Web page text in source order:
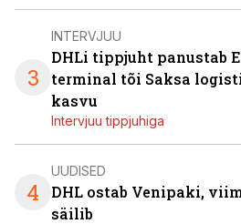
3
INTERVJUU
DHLi tippjuht panustab
terminal tõi Saksa
kasvu
Intervjuu tippjuhiga
4
UUDISED
DHL ostab Venipaki,
säilib